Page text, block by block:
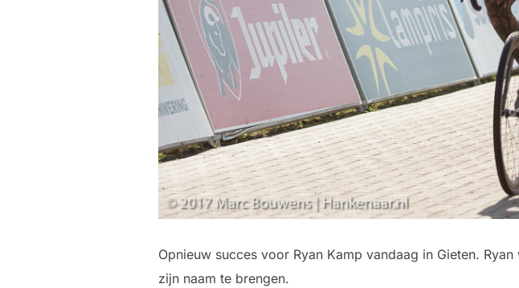
Opnieuw succes voor Ryan Kamp vandaag in Gieten.
zijn naam te brengen.